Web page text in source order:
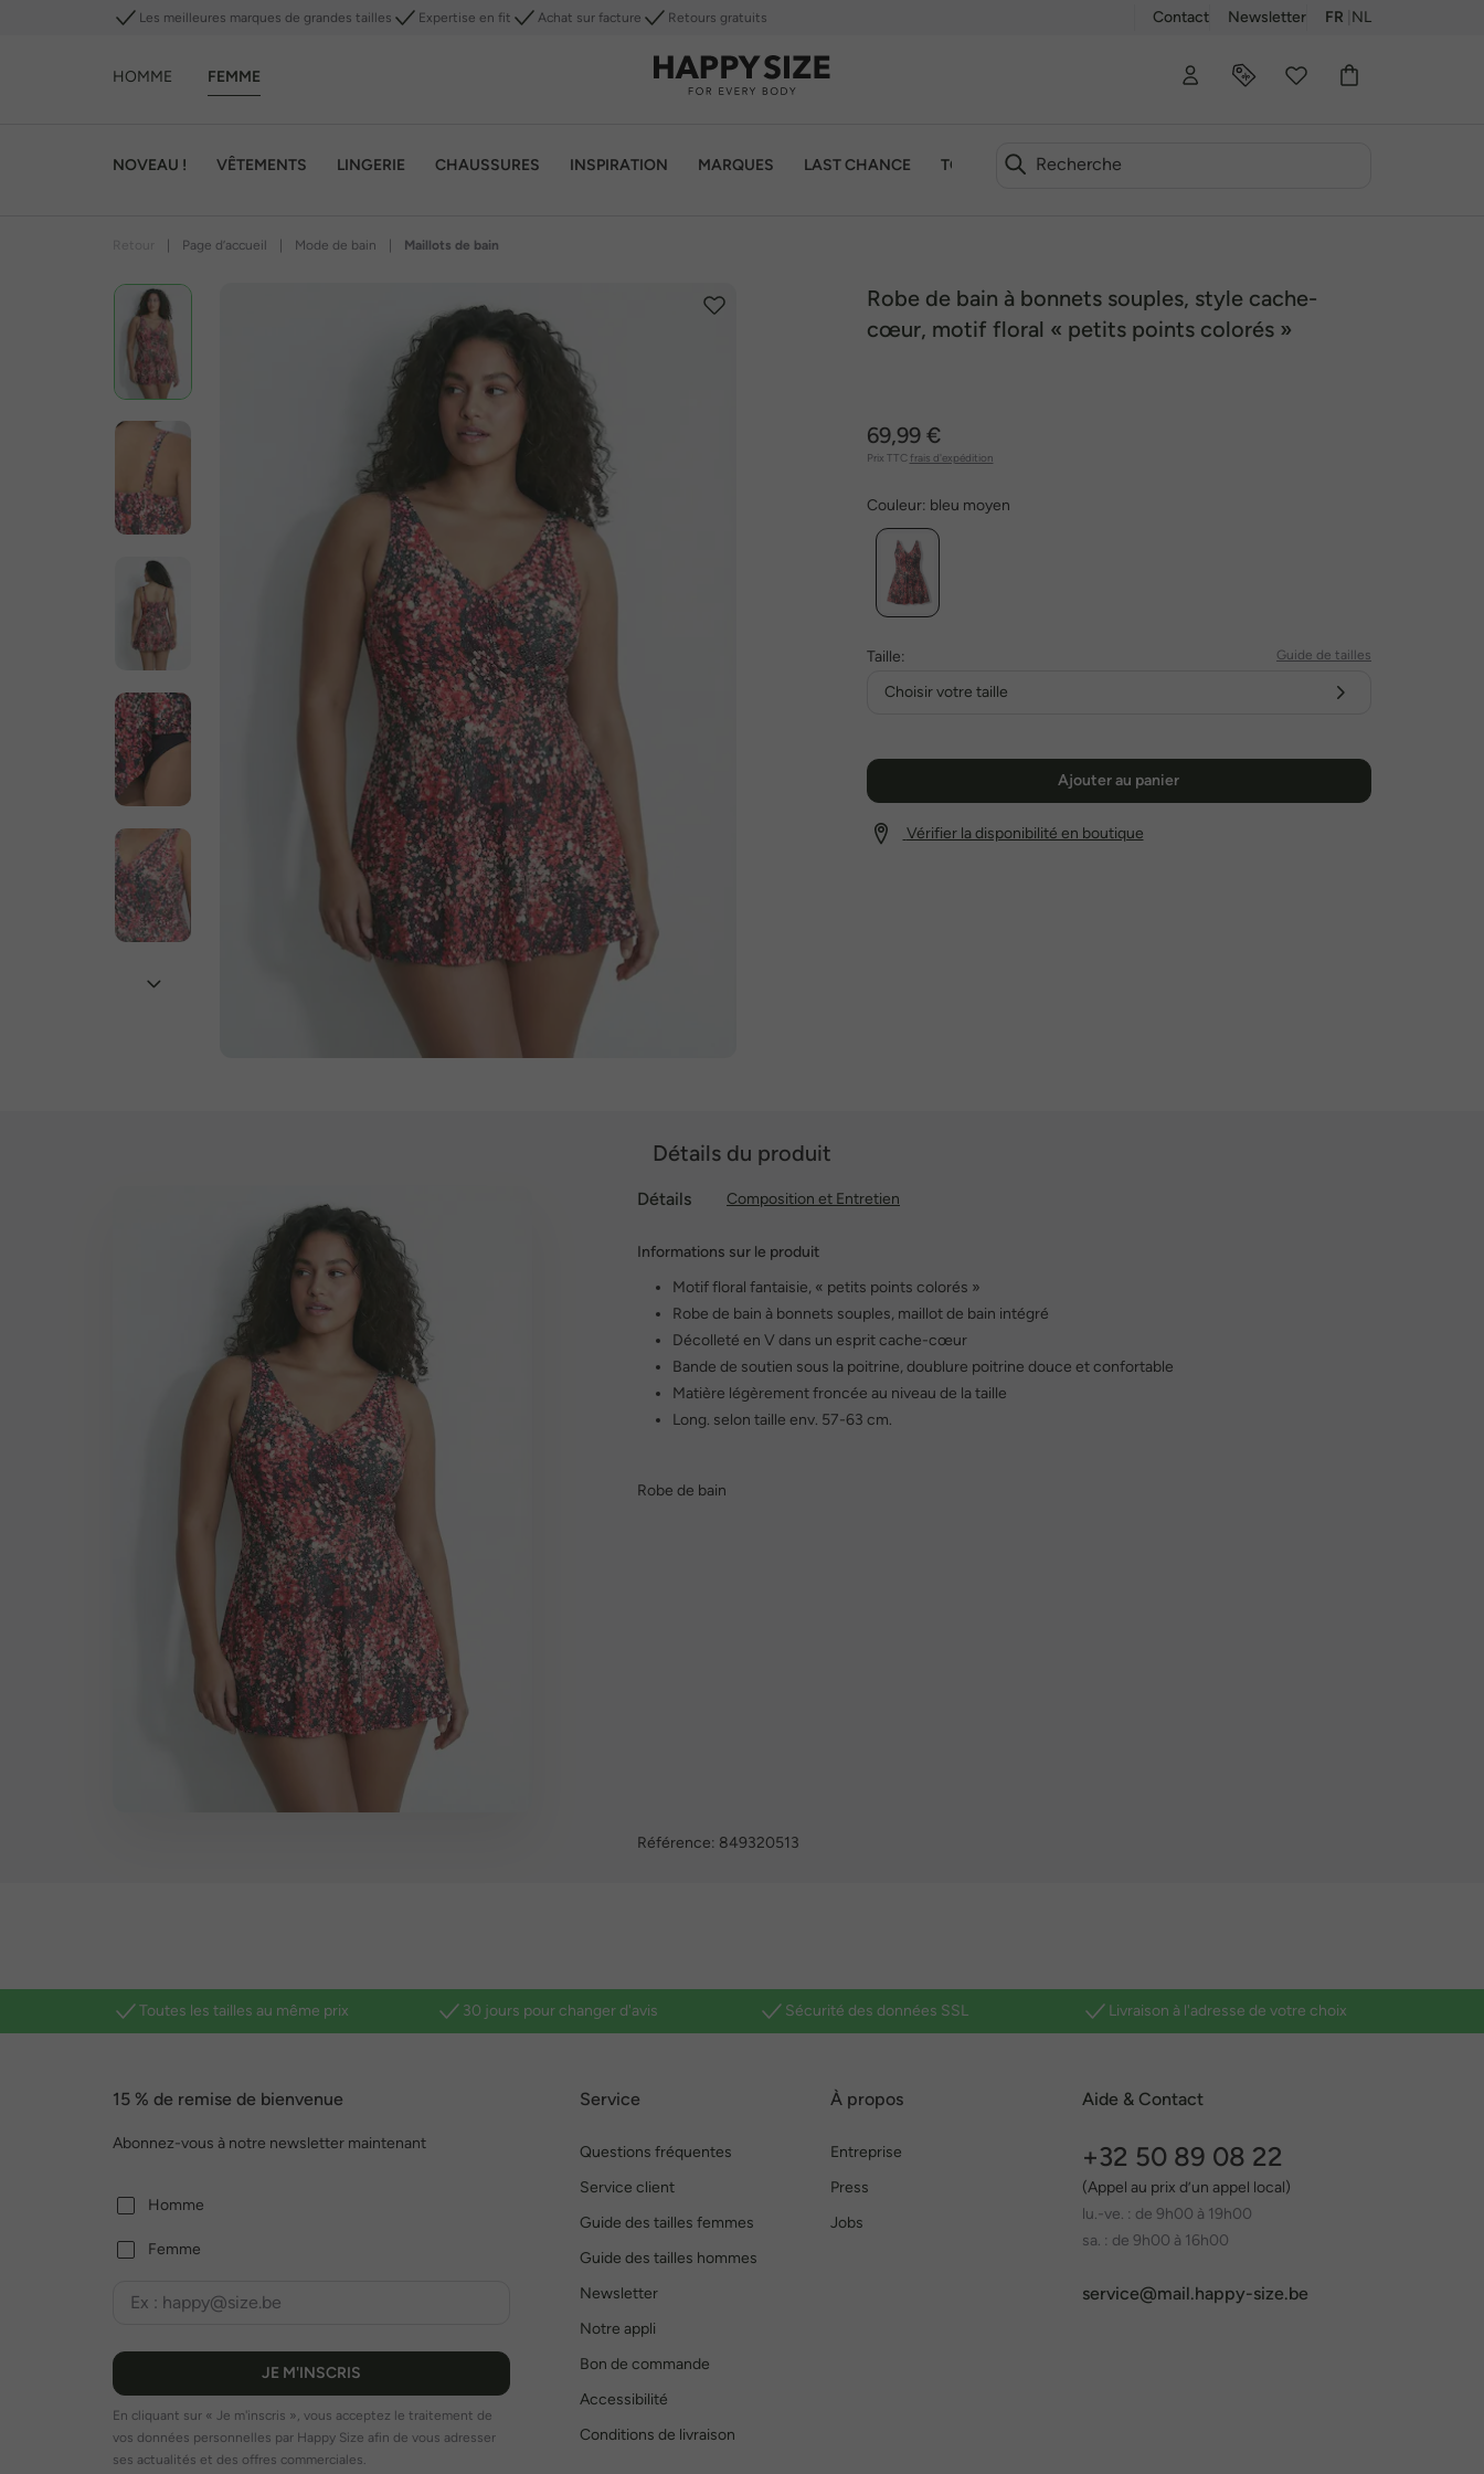
Les meilleures marques de grandes tailles Expertise en fit Achat sur facture Retours gratuits Contact Newsletter FR NL
HOMME FEMME
NOVEAU ! VÊTEMENTS LINGERIE CHAUSSURES INSPIRATION MARQUES LAST CHANCE TOP 100
Page d’accueil Mode de bain Maillots de bain
Robe de bain à bonnets souples, style cache-
cœur, motif floral « petits points colorés »
69,99 €
Prix TTC frais d'expédition
Couleur: bleu moyen
Taille: Guide de tailles
Choisir votre taille
Ajouter au panier
Vérifier la disponibilité en boutique
Détails du produit
Détails Composition et Entretien
Informations sur le produit
Motif floral fantaisie, « petits points colorés »
Robe de bain à bonnets souples, maillot de bain intégré
Décolleté en V dans un esprit cache-cœur
Bande de soutien sous la poitrine, doublure poitrine douce et confortable
Matière légèrement froncée au niveau de la taille
Long. selon taille env. 57-63 cm.
Robe de bain
Référence: 849320513
Toutes les tailles au même prix 30 jours pour changer d'avis Sécurité des données SSL Livraison à l'adresse de votre choix
15 % de remise de bienvenue
Abonnez-vous à notre newsletter maintenant
Homme
Femme
JE M'INSCRIS
En cliquant sur « Je m'inscris », vous acceptez le traitement de
vos données personnelles par Happy Size afin de vous adresser
ses actualités et des offres commerciales.
Service
Questions fréquentes
Service client
Guide des tailles femmes
Guide des tailles hommes
Newsletter
Notre appli
Bon de commande
Accessibilité
Conditions de livraison
À propos
Entreprise
Press
Jobs
Aide & Contact
+32 50 89 08 22
(Appel au prix d’un appel local)
lu.-ve. : de 9h00 à 19h00
sa. : de 9h00 à 16h00
service@mail.happy-size.be